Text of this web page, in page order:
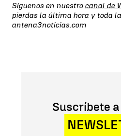
Síguenos en nuestro canal de
pierdas la última hora y toda
antena3noticias.com
Suscríbete